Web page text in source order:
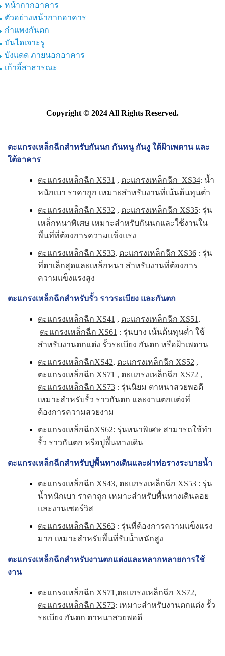
หน้ากากอาคาร
ตัวอย่างหน้ากากอาคาร
กำแพงกันตก
บันไดเจาะรู
บังแดด ภายนอกอาคาร
เก้าอี้สาธารณะ
Copyright © 2024 All Rights Reserved.
ตะแกรงเหล็กฉีกสำหรับกันนก กันหนู กันงู ใต้ฝ้าเพดาน และ
ใต้อาคาร
ตะแกรงเหล็กฉีก XS31 , ตะแกรงเหล็กฉีก XS34: น้ำ
หนักเบา ราคาถูก เหมาะสำหรับงานที่เน้นต้นทุนต่ำ
ตะแกรงเหล็กฉีก XS32 , ตะแกรงเหล็กฉีก XS35: รุ่น
เหล็กหนาพิเศษ เหมาะสำหรับกันนกและใช้งานใน
พื้นที่ที่ต้องการความแข็งแรง
ตะแกรงเหล็กฉีก XS33, ตะแกรงเหล็กฉีก XS36 : รุ่น
ที่ตาเล็กสุดและเหล็กหนา สำหรับงานที่ต้องการ
ความแข็งแรงสูง
ตะแกรงเหล็กฉีกสำหรับรั้ว ราวระเบียง และกันตก
ตะแกรงเหล็กฉีก XS41 , ตะแกรงเหล็กฉีก XS51 ,
ตะแกรงเหล็กฉีก XS61 : รุ่นบาง เน้นต้นทุนต่ำ ใช้
สำหรับงานตกแต่ง รั้วระเบียง กันตก หรือฝ้าเพดาน
ตะแกรงเหล็กฉีกXS42, ตะแกรงเหล็กฉีก XS52 ,
ตะแกรงเหล็กฉีก XS71 , ตะแกรงเหล็กฉีก XS72 ,
ตะแกรงเหล็กฉีก XS73 : รุ่นนิยม ตาหนาสวยพอดี
เหมาะสำหรับรั้ว ราวกันตก และงานตกแต่งที่
ต้องการความสวยงาม
ตะแกรงเหล็กฉีกXS62: รุ่นหนาพิเศษ สามารถใช้ทำ
รั้ว ราวกันตก หรือปูพื้นทางเดิน
ตะแกรงเหล็กฉีกสำหรับปูพื้นทางเดินและฝาท่อรางระบายน้ำ
ตะแกรงเหล็กฉีก XS43, ตะแกรงเหล็กฉีก XS53 : รุ่น
น้ำหนักเบา ราคาถูก เหมาะสำหรับพื้นทางเดินลอย
และงานเซอร์วิส
ตะแกรงเหล็กฉีก XS63 : รุ่นที่ต้องการความแข็งแรง
มาก เหมาะสำหรับพื้นที่รับน้ำหนักสูง
ตะแกรงเหล็กฉีกสำหรับงานตกแต่งและหลากหลายการใช้
งาน
ตะแกรงเหล็กฉีก XS71 ,ตะแกรงเหล็กฉีก XS72,
ตะแกรงเหล็กฉีก XS73: เหมาะสำหรับงานตกแต่ง รั้ว
ระเบียง กันตก ตาหนาสวยพอดี